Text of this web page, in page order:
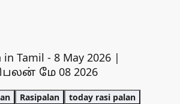
in Tamil - 8 May 2026 |
மே 08 2026
Rasipalan
today rasi palan